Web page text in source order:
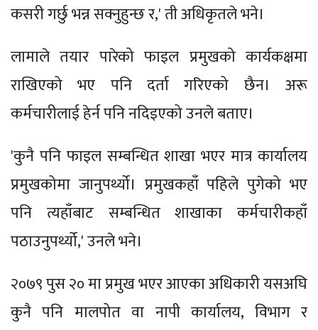
कसरी गर्छु भन्न सक्नुहुन्छ र,' ती अधिकृतले भने।
लामाले तयार पारेको फाइल प्रमुखको कार्यकक्षमा
राखिएको भए पनि दर्ता गरिएको छैन। अरू
कर्मचारीलाई हेर्न पनि नदिइएको उनले बताए।
'कुनै पनि फाइल सम्बन्धित शाखा भएर मात्र कार्यालय
प्रमुखकोमा जानुपर्थ्यो। प्रमुखकहाँ पहिले पुगेको भए
पनि त्यहाँबाट सम्बन्धित शाखाका कर्मचारीकहाँ
पठाउनुपर्थ्यो,' उनले भने।
२०७९ पुस २० मा प्रमुख भएर आएका अधिकारी यसअघि
कुनै पनि मालपोत वा नापी कार्यालय, विभाग र